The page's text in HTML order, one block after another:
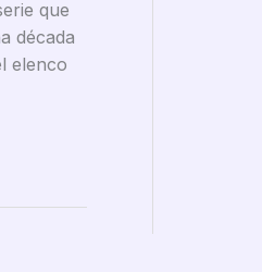
que
década
elenco